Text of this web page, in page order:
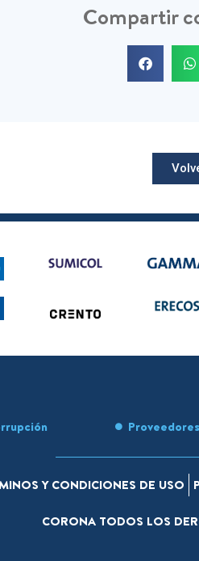
Compartir
Proveedores
Y CONDICIONES DE USO
CORONA TODOS LOS